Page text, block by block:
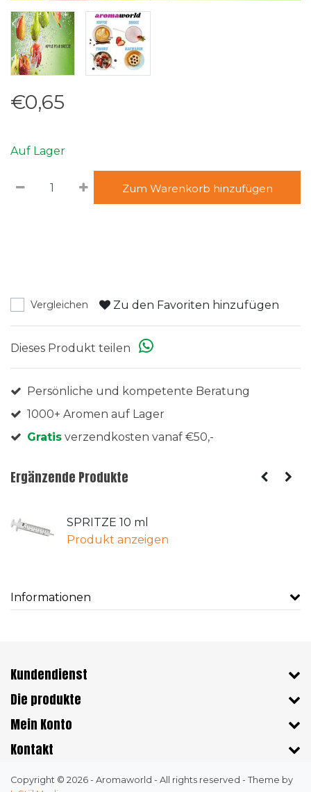
€0,65
Auf Lager
Zum Warenkorb hinzufügen
Vergleichen Zu den Favoriten hinzufügen
Dieses Produkt teilen
Persönliche und kompetente Beratung
1000+ Aromen auf Lager
Gratis verzendkosten vanaf €50,-
Ergänzende Produkte
SPRITZE 10 ml
Produkt anzeigen
Informationen
Kundendienst
Die produkte
Mein Konto
Kontakt
Copyright © 2026 - Aromaworld - All rights reserved - Theme by